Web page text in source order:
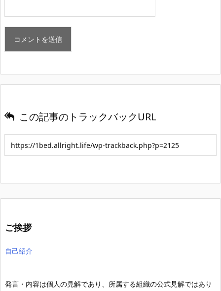
この記事のトラックバックURL
ご挨拶
自己紹介
発言・内容は個人の見解であり、所属する組織の公式見解ではあり